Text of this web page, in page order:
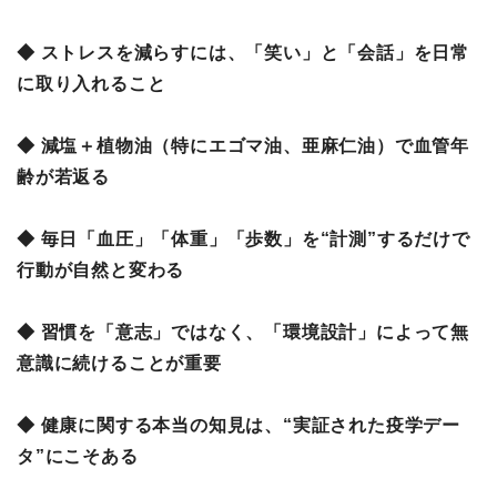
◆ ストレスを減らすには、「笑い」と「会話」を日常
に取り入れること
◆ 減塩＋植物油（特にエゴマ油、亜麻仁油）で血管年
齢が若返る
◆ 毎日「血圧」「体重」「歩数」を“計測”するだけで
行動が自然と変わる
◆ 習慣を「意志」ではなく、「環境設計」によって無
意識に続けることが重要
◆ 健康に関する本当の知見は、“実証された疫学デー
タ”にこそある